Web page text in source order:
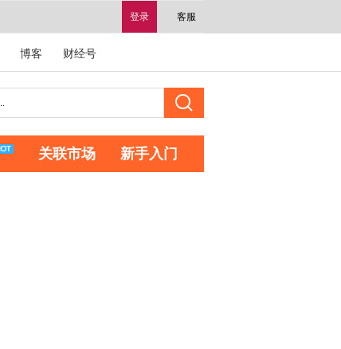
登录 客服
博客 财经号
关联市场 新手入门